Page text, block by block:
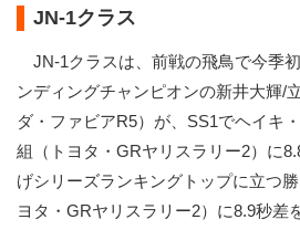
JN-1クラス
JN-1クラスは、前戦の飛鳥で今季
ンディングチャンピオンの新井大輝/
ダ・ファビアR5）が、SS1でヘイキ
組（トヨタ・GRヤリスラリー2）に
げシリーズランキングトップに立つ
ヨタ・GRヤリスラリー2）に8.9秒差